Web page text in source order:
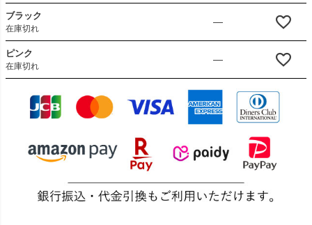
ブラック
在庫切れ
—
ピンク
在庫切れ
—